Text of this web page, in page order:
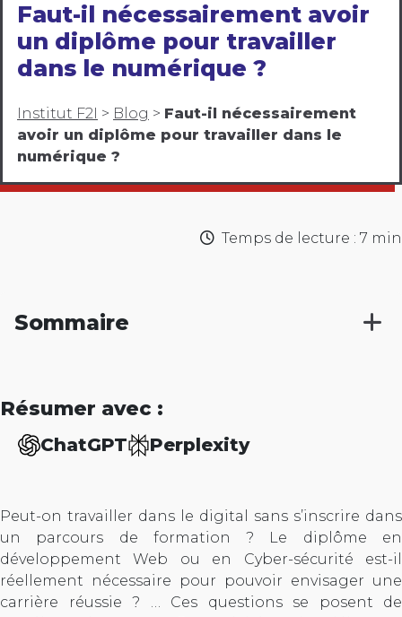
Faut-il nécessairement avoir
un diplôme pour travailler
dans le numérique ?
Institut F2I > Blog > Faut-il nécessairement
avoir un diplôme pour travailler dans le
numérique ?
Temps de lecture : 7 min
Sommaire
Résumer avec :
ChatGPT Perplexity
Peut-on travailler dans le digital sans s’inscrire dans
un parcours de formation ? Le diplôme en
développement Web ou en Cyber-sécurité est-il
réellement nécessaire pour pouvoir envisager une
carrière réussie ? … Ces questions se posent de